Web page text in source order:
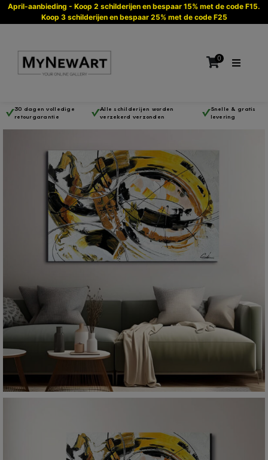
April-aanbieding - Koop 2 schilderijen en bespaar 15% met de code F15.
Koop 3 schilderijen en bespaar 25% met de code F25
0
Geen producten in de winkelwagen.
30 dagen volledige
retourgarantie
Alle schilderijen worden
verzekerd verzonden
Snelle & gratis
levering